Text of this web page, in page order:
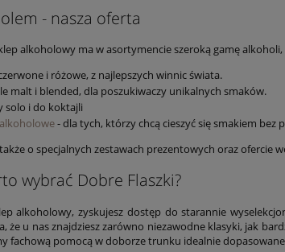
- nasza oferta
alkoholowy ma w asortymencie szeroką gamę
i różowe, z najlepszych winnic świata.
malt i blended, dla poszukiwaczy unikalnych smaków.
solo i do koktajli
- dla tych, którzy chcą cieszyć się smakiem bez
o specjalnych zestawach prezentowych oraz ofercie
wybrać Dobre Flaszki?
alkoholowy, zyskujesz dostęp do starannie
że u nas znajdziesz zarówno niezawodne klasyki, jak
fachową pomocą w doborze trunku idealnie